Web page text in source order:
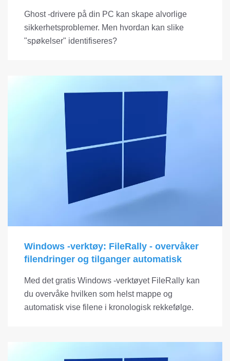
Ghost -drivere på din PC kan skape alvorlige
sikkerhetsproblemer. Men hvordan kan slike
"spøkelser" identifiseres?
Windows -verktøy: FileRally - overvåker
filendringer og tilganger automatisk
Med det gratis Windows -verktøyet FileRally kan
du overvåke hvilken som helst mappe og
automatisk vise filene i kronologisk rekkefølge.